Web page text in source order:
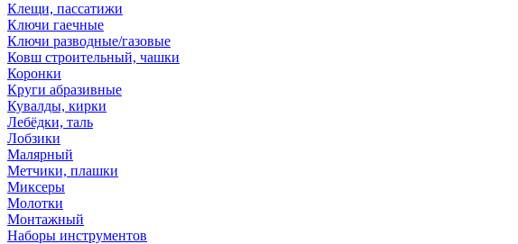
Клещи, пассатижи
Ключи гаечные
Ключи разводные/газовые
Ковш строительный, чашки
Коронки
Круги абразивные
Кувалды, кирки
Лебёдки, таль
Лобзики
Малярный
Метчики, плашки
Миксеры
Молотки
Монтажный
Наборы инструментов